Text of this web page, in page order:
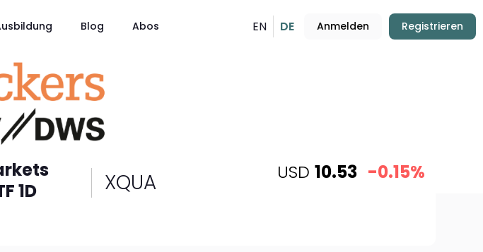
Blog Abos EN DE Anmelden Registrieren
1D
XQUA USD 10.53 -0.15%